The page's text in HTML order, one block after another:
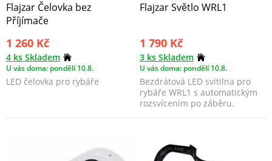
Flajzar Čelovka bez
Příjímače
1 260 Kč
4 ks Skladem
U vás doma: pondělí 10.8.
LED čelovka pro rybáře
Flajzar Světlo WRL1
1 790 Kč
3 ks Skladem
U vás doma: pondělí 10.8.
Bezdrátová LED svítilna pro
rybáře WRL1 s automatickým
rozsvícením po záběru.